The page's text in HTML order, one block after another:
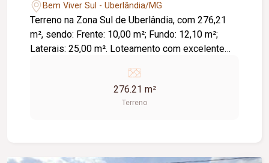
Bem Viver Sul - Uberlândia/MG
Terreno na Zona Sul de Uberlândia, com 276,21
m², sendo: Frente: 10,00 m²; Fundo: 12,10 m²;
Laterais: 25,00 m². Loteamento com excelente
276.21 m²
Terreno